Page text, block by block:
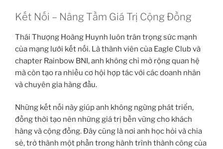
Kết Nối – Nâng Tầm Giá Trị Cộng Đồng
Thái Thượng Hoàng Huynh luôn trân trọng sức mạnh
của mạng lưới kết nối. Là thành viên của Eagle Club và
chapter Rainbow BNI, anh không chỉ mở rộng quan hệ
mà còn tạo ra nhiều cơ hội hợp tác với các doanh nhân
và chuyên gia hàng đầu.
Những kết nối này giúp anh không ngừng phát triển,
đồng thời tạo nên những giá trị bền vững cho khách
hàng và cộng đồng. Đây cũng là nơi anh học hỏi và chia
sẻ, trở thành một phần trong hành trình thành công của